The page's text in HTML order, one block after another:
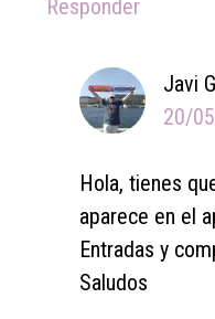
Responder
Javi
20/
Hola, tienes
aparece en el
Entradas y
Saludos